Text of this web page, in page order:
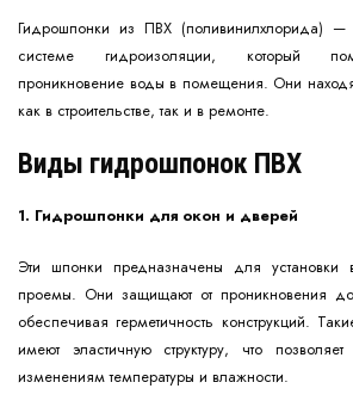
Гидрошпонки из ПВХ (поливинилхлорида) —
системе гидроизоляции, который
проникновение воды в помещения. Они
как в строительстве, так и в ремонте.
Виды гидрошпонок ПВХ
1. Гидрошпонки для окон и дверей
Эти шпонки предназначены для
проемы. Они защищают от проникновения
обеспечивая герметичность конструкций.
имеют эластичную структуру, что
изменениям температуры и влажности.